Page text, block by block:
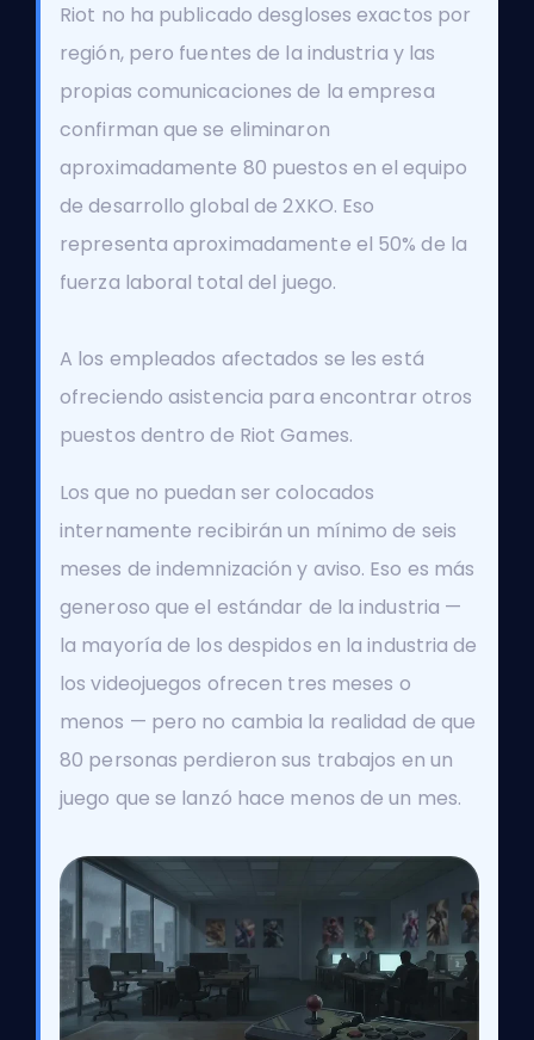
Riot no ha publicado desgloses exactos por
región, pero fuentes de la industria y las
propias comunicaciones de la empresa
confirman que se eliminaron
aproximadamente 80 puestos en el equipo
de desarrollo global de 2XKO. Eso
representa aproximadamente el 50% de la
fuerza laboral total del juego.
A los empleados afectados se les está
ofreciendo asistencia para encontrar otros
puestos dentro de Riot Games.
Los que no puedan ser colocados
internamente recibirán un mínimo de seis
meses de indemnización y aviso. Eso es más
generoso que el estándar de la industria —
la mayoría de los despidos en la industria de
los videojuegos ofrecen tres meses o
menos — pero no cambia la realidad de que
80 personas perdieron sus trabajos en un
juego que se lanzó hace menos de un mes.